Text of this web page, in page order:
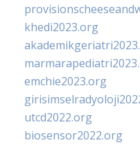
khedi2023.org
emchie2023.org
utcd2022.org
biosensor2022.org